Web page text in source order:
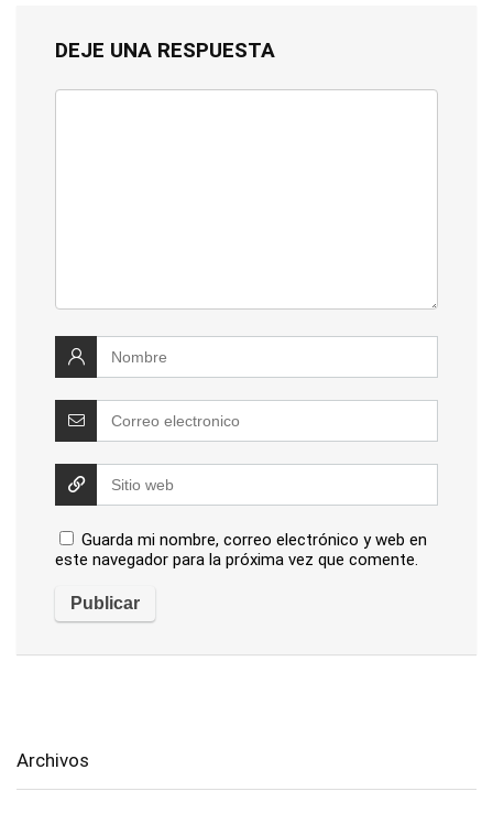
DEJE UNA RESPUESTA
Guarda mi nombre, correo electrónico y web en
este navegador para la próxima vez que comente.
Archivos